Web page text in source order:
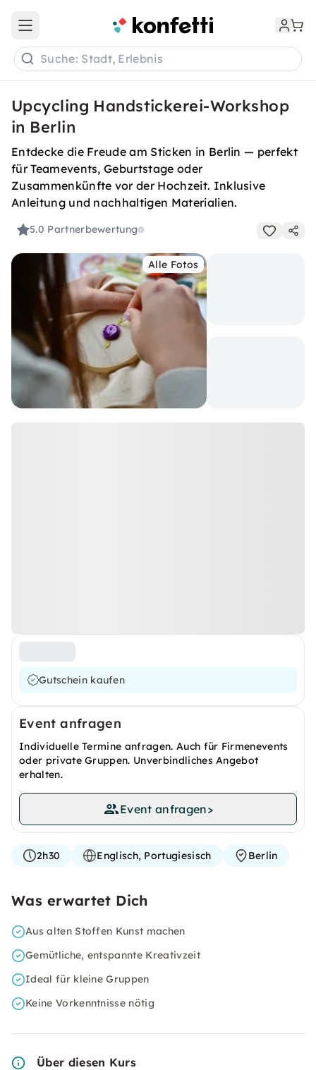
Open main menu
Suche: Stadt, Erlebnis
Upcycling Handstickerei-Workshop
in Berlin
Entdecke die Freude am Sticken in Berlin — perfekt
für Teamevents, Geburtstage oder
Zusammenkünfte vor der Hochzeit. Inklusive
Anleitung und nachhaltigen Materialien.
5.0 Partnerbewertung
Alle Fotos
Gutschein kaufen
Event anfragen
Individuelle Termine anfragen. Auch für Firmenevents
oder private Gruppen. Unverbindliches Angebot
erhalten.
Event anfragen>
2h30 Englisch, Portugiesisch Berlin
Was erwartet Dich
Aus alten Stoffen Kunst machen
Gemütliche, entspannte Kreativzeit
Ideal für kleine Gruppen
Keine Vorkenntnisse nötig
Über diesen Kurs